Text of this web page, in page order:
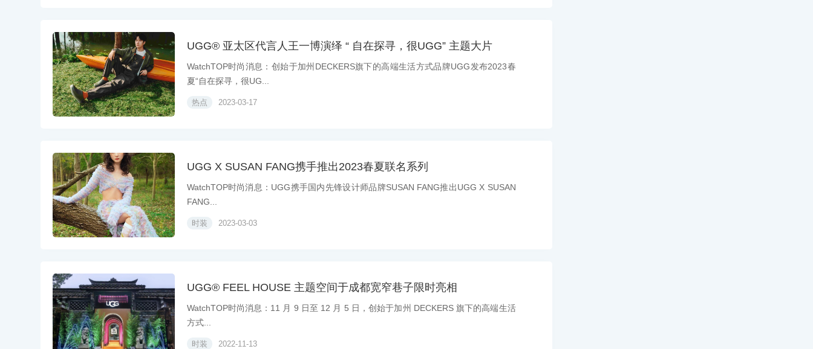
UGG® 亚太区代言人王一博演绎 “ 自在探寻，很UGG” 主题大片
WatchTOP时尚消息：创始于加州DECKERS旗下的高端生活方式品牌UGG发布2023春
夏“自在探寻，很UG...
热点 2023-03-17
UGG X SUSAN FANG携手推出2023春夏联名系列
WatchTOP时尚消息：UGG携手国内先锋设计师品牌SUSAN FANG推出UGG X SUSAN
FANG...
时装 2023-03-03
UGG® FEEL HOUSE 主题空间于成都宽窄巷子限时亮相
WatchTOP时尚消息：11 月 9 日至 12 月 5 日，创始于加州 DECKERS 旗下的高端生活
方式...
时装 2022-11-13